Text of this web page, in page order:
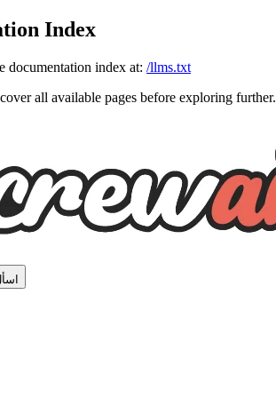
Index
documentation index at: /llms.txt
all available pages before exploring further.